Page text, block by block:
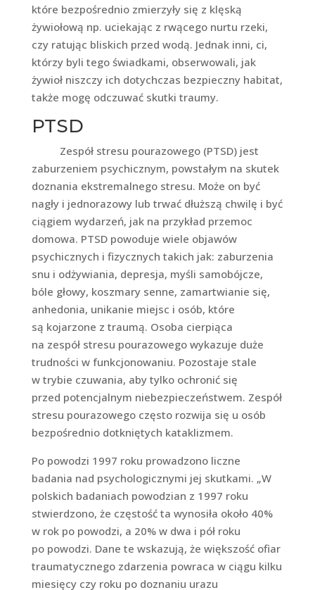
które bezpośrednio zmierzyły się z klęską
żywiołową np. uciekając z rwącego nurtu rzeki,
czy ratując bliskich przed wodą. Jednak inni, ci,
którzy byli tego świadkami, obserwowali, jak
żywioł niszczy ich dotychczas bezpieczny habitat,
także mogę odczuwać skutki traumy.
PTSD
Zespół stresu pourazowego (PTSD) jest
zaburzeniem psychicznym, powstałym na skutek
doznania ekstremalnego stresu. Może on być
nagły i jednorazowy lub trwać dłuższą chwilę i być
ciągiem wydarzeń, jak na przykład przemoc
domowa. PTSD powoduje wiele objawów
psychicznych i fizycznych takich jak: zaburzenia
snu i odżywiania, depresja, myśli samobójcze,
bóle głowy, koszmary senne, zamartwianie się,
anhedonia, unikanie miejsc i osób, które
są kojarzone z traumą. Osoba cierpiąca
na zespół stresu pourazowego wykazuje duże
trudności w funkcjonowaniu. Pozostaje stale
w trybie czuwania, aby tylko ochronić się
przed potencjalnym niebezpieczeństwem. Zespół
stresu pourazowego często rozwija się u osób
bezpośrednio dotkniętych kataklizmem.
Po powodzi 1997 roku prowadzono liczne
badania nad psychologicznymi jej skutkami. „W
polskich badaniach powodzian z 1997 roku
stwierdzono, że częstość ta wynosiła około 40%
w rok po powodzi, a 20% w dwa i pół roku
po powodzi. Dane te wskazują, że większość ofiar
traumatycznego zdarzenia powraca w ciągu kilku
miesięcy czy roku po doznaniu urazu